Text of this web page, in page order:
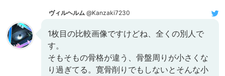
ヴィルヘルム @Kanzaki7230
1枚目の比較画像ですけどね、全くの別人で
す。
そもそもの骨格が違う、骨盤周りが小さくな
り過ぎてる。寛骨削りでもしないとそんな小